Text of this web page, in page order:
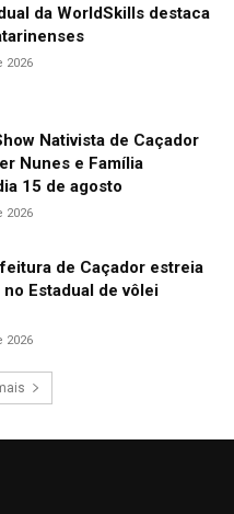
da WorldSkills destaca
2026
Nativista de Caçador
Nunes e Família
15 de agosto
2026
de Caçador estreia
Estadual de vôlei
2026